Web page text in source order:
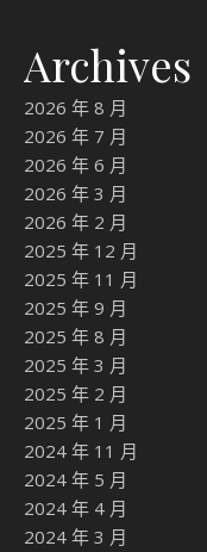
Archives
2026 年 8 月
2026 年 7 月
2026 年 6 月
2026 年 3 月
2026 年 2 月
2025 年 12 月
2025 年 11 月
2025 年 9 月
2025 年 8 月
2025 年 3 月
2025 年 2 月
2025 年 1 月
2024 年 11 月
2024 年 5 月
2024 年 4 月
2024 年 3 月